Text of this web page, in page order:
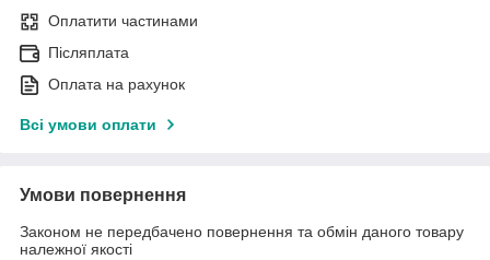
Оплатити частинами
Післяплата
Оплата на рахунок
Всі умови оплати
Умови повернення
Законом не передбачено повернення та обмін даного товару
належної якості